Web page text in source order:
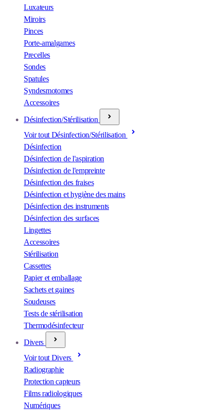
Luxateurs
Miroirs
Pinces
Porte-amalgames
Precelles
Sondes
Spatules
Syndesmotomes
Accessoires
Désinfection/Stérilisation
Voir tout Désinfection/Stérilisation
Désinfection
Désinfection de l'aspiration
Désinfection de l'empreinte
Désinfection des fraises
Désinfection et hygiène des mains
Désinfection des instruments
Désinfection des surfaces
Lingettes
Accessoires
Stérilisation
Cassettes
Papier et emballage
Sachets et gaines
Soudeuses
Tests de stérilisation
Thermodésinfecteur
Divers
Voir tout Divers
Radiographie
Protection capteurs
Films radiologiques
Numériques